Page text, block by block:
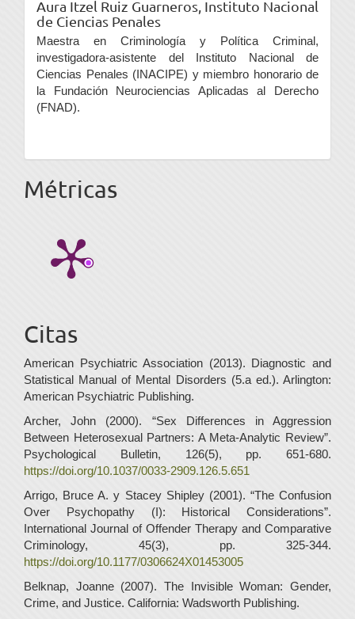
Aura Itzel Ruiz Guarneros, Instituto Nacional
de Ciencias Penales
Maestra en Criminología y Política Criminal,
investigadora-asistente del Instituto Nacional de
Ciencias Penales (INACIPE) y miembro honorario de
la Fundación Neurociencias Aplicadas al Derecho
(FNAD).
Métricas
Citas
American Psychiatric Association (2013). Diagnostic and
Statistical Manual of Mental Disorders (5.a ed.). Arlington:
American Psychiatric Publishing.
Archer, John (2000). “Sex Differences in Aggression
Between Heterosexual Partners: A Meta-Analytic Review”.
Psychological Bulletin, 126(5), pp. 651-680.
https://doi.org/10.1037/0033-2909.126.5.651
Arrigo, Bruce A. y Stacey Shipley (2001). “The Confusion
Over Psychopathy (I): Historical Considerations”.
International Journal of Offender Therapy and Comparative
Criminology, 45(3), pp. 325-344.
https://doi.org/10.1177/0306624X01453005
Belknap, Joanne (2007). The Invisible Woman: Gender,
Crime, and Justice. California: Wadsworth Publishing.